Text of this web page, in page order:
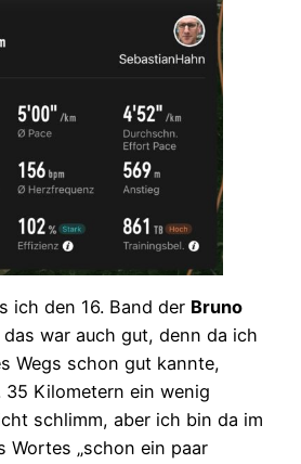
ich den 16. Band der Bruno
das war auch gut, denn da ich
Wegs schon gut kannte,
Kilometern ein wenig
schlimm, aber ich bin da im
Wortes „schon ein paar